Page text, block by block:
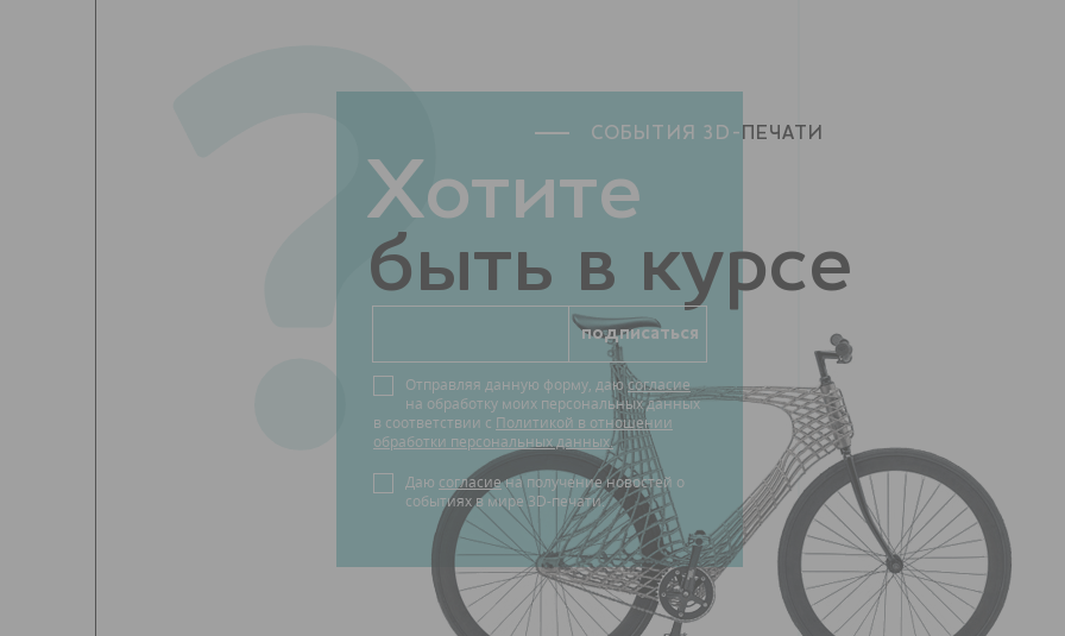
?
Хотите
быть в курсе
СОБЫТИЯ 3D- ПЕЧАТИ
Отправляя данную форму, даюсогласие
на обработку моих персональных данных
в соответствии с Политикой в отношении
обработки персональных данных.
Даю согласиена получение новостей о
событиях в мире 3D-печати.